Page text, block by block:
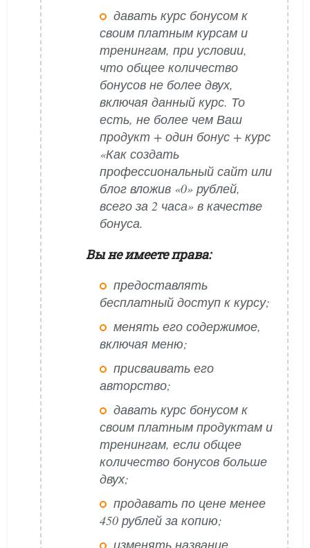
давать курс бонусом к
своим платным курсам и
тренингам, при условии,
что общее количество
бонусов не более двух,
включая данный курс. То
есть, не более чем Ваш
продукт + один бонус + курс
«Как создать
профессиональный сайт или
блог вложив «0» рублей,
всего за 2 часа» в качестве
бонуса.
Вы не имеете права:
предоставлять
бесплатный доступ к курсу;
менять его содержимое,
включая меню;
присваивать его
авторство;
давать курс бонусом к
своим платным продуктам и
тренингам, если общее
количество бонусов больше
двух;
продавать по цене менее
450 рублей за копию;
изменять название